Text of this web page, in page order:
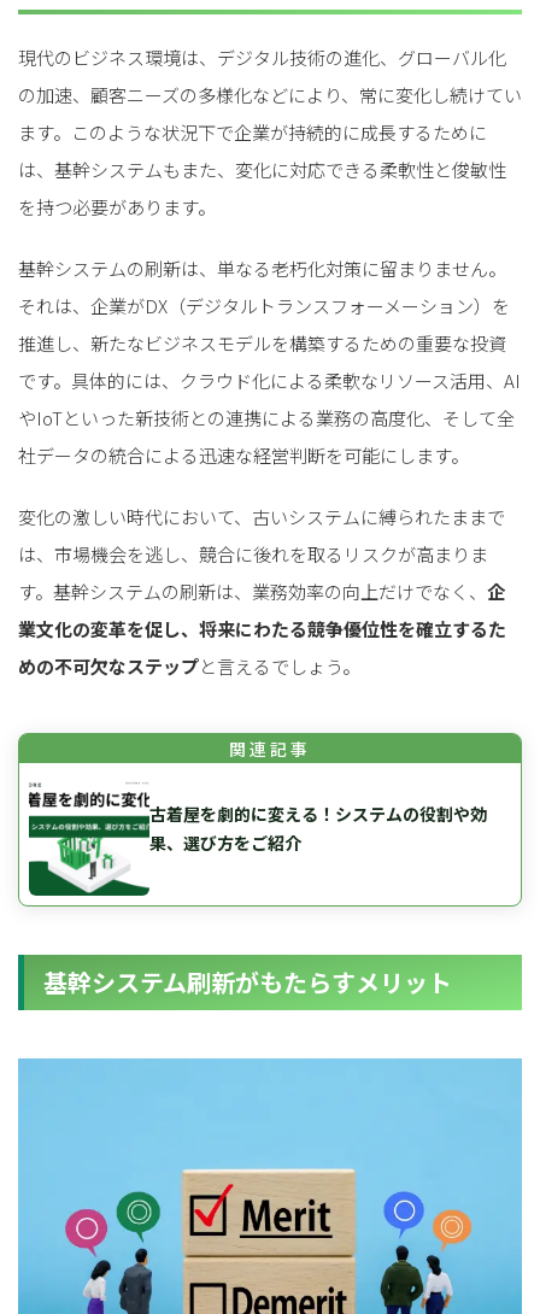
現代のビジネス環境は、デジタル技術の進化、グローバル化
の加速、顧客ニーズの多様化などにより、常に変化し続けてい
ます。このような状況下で企業が持続的に成長するために
は、基幹システムもまた、変化に対応できる柔軟性と俊敏性
を持つ必要があります。
基幹システムの刷新は、単なる老朽化対策に留まりません。
それは、企業がDX（デジタルトランスフォーメーション）を
推進し、新たなビジネスモデルを構築するための重要な投資
です。具体的には、クラウド化による柔軟なリソース活用、AI
やIoTといった新技術との連携による業務の高度化、そして全
社データの統合による迅速な経営判断を可能にします。
変化の激しい時代において、古いシステムに縛られたままで
は、市場機会を逃し、競合に後れを取るリスクが高まりま
す。基幹システムの刷新は、業務効率の向上だけでなく、 企
業文化の変革を促し、将来にわたる競争優位性を確立するた
めの不可欠なステップと言えるでしょう。
古着屋を劇的に変える！システムの役割や効
果、選び方をご紹介
基幹システム刷新がもたらすメリット